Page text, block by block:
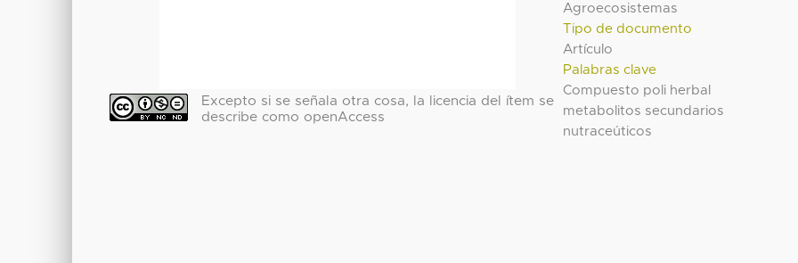
Agroecosistemas
Tipo de documento
Artículo
Palabras clave
Compuesto poli herbal
metabolitos secundarios
nutraceúticos
Excepto si se señala otra cosa, la licencia del ítem se
describe como openAccess